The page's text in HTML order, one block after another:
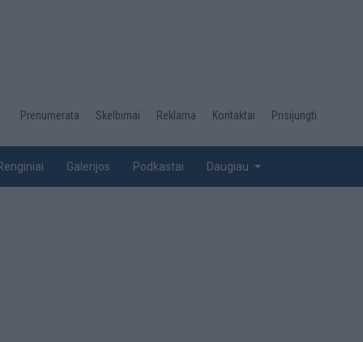
Desktop
top
Prenumerata Skelbimai Reklama Kontaktai Prisijungti
Galerijos Podkastai Daugiau